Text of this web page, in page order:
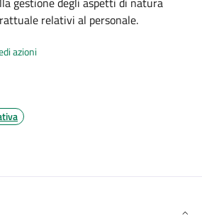
relativi al personale.
azioni